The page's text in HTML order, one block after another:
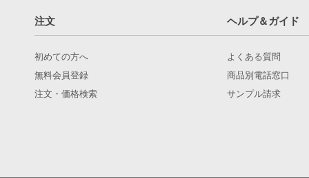
注文 ヘルプ＆ガイド
初めての方へ
無料会員登録
注文・価格検索
よくある質問
商品別電話窓口
サンプル請求